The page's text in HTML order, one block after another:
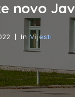
novo
In Vijesti